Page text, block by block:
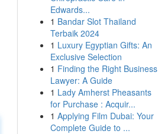
Edwards...
1 Bandar Slot Thailand
Terbaik 2024
1 Luxury Egyptian Gifts: An
Exclusive Selection
1 Finding the Right Business
Lawyer: A Guide
1 Lady Amherst Pheasants
for Purchase : Acquir...
1 Applying Film Dubai: Your
Complete Guide to ...